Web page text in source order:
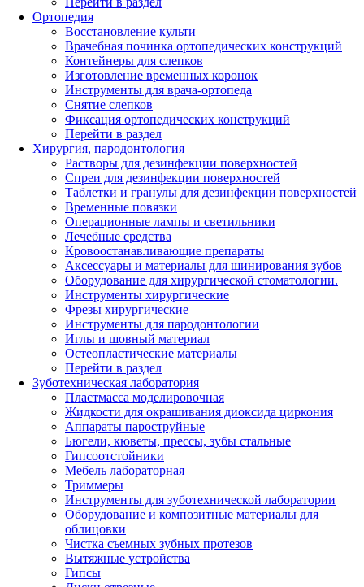
Ортопедия
Восстановление культи
Врачебная починка ортопедических конструкций
Контейнеры для слепков
Изготовление временных коронок
Инструменты для врача-ортопеда
Снятие слепков
Фиксация ортопедических конструкций
Перейти в раздел
Хирургия, пародонтология
Растворы для дезинфекции поверхностей
Спреи для дезинфекции поверхностей
Таблетки и гранулы для дезинфекции поверхностей
Временные повязки
Операционные лампы и светильники
Лечебные средства
Кровоостанавливающие препараты
Аксессуары и материалы для шинирования зубов
Оборудование для хирургической стоматологии.
Инструменты хирургические
Фрезы хирургические
Инструменты для пародонтологии
Иглы и шовный материал
Остеопластические материалы
Перейти в раздел
Зуботехническая лаборатория
Пластмасса моделировочная
Жидкости для окрашивания диоксида циркония
Аппараты пароструйные
Бюгели, кюветы, прессы, зубы стальные
Гипсоотстойники
Мебель лабораторная
Триммеры
Инструменты для зуботехнической лаборатории
Оборудование и композитные материалы для
облицовки
Чистка съемных зубных протезов
Вытяжные устройства
Гипсы